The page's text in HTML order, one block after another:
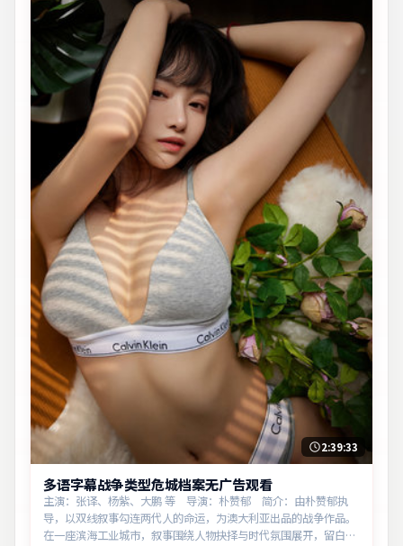
2:39:33
多语字幕战争类型危城档案无广告观看
主演：张译、杨紫、大鹏 等 导演：朴赞郁 简介：由朴赞郁执
导，以双线叙事勾连两代人的命运，为澳大利亚出品的战争作品。
在一座滨海工业城市，叙事围绕人物抉择与时代氛围展开，留白处